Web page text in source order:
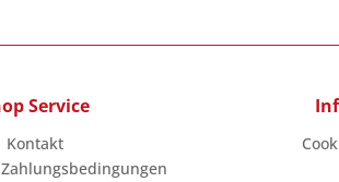
Service
Kontakt